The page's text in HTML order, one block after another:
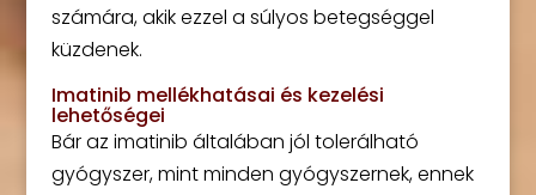
számára, akik ezzel a súlyos betegséggel
küzdenek.
Imatinib mellékhatásai és kezelési
lehetőségei
Bár az imatinib általában jól tolerálható
gyógyszer, mint minden gyógyszernek, ennek